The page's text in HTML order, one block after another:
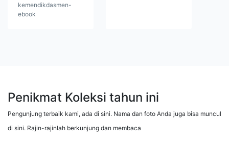
kemendikdasmen-
ebook
Penikmat Koleksi tahun ini
Pengunjung terbaik kami, ada di sini. Nama dan foto Anda juga bisa muncul
di sini. Rajin-rajinlah berkunjung dan membaca